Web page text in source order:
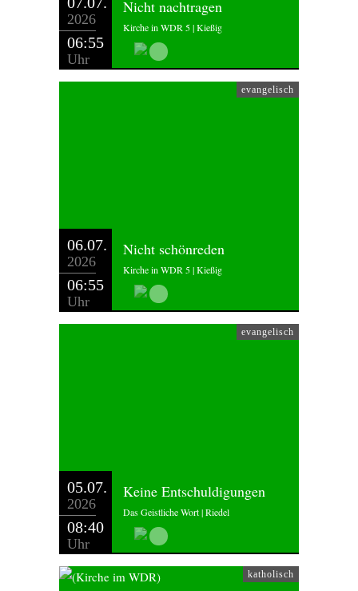
2026
06:55
Uhr
Nicht nachtragen
Kirche in WDR 5 | Kießig
evangelisch
06.07.
2026
06:55
Uhr
Nicht schönreden
Kirche in WDR 5 | Kießig
evangelisch
05.07.
2026
08:40
Uhr
Keine Entschuldigungen
Das Geistliche Wort | Riedel
katholisch